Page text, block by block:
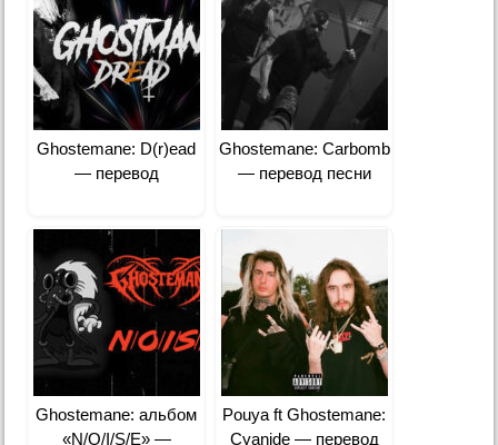
Ghostemane: D(r)ead
— перевод
Ghostemane: Carbomb
— перевод песни
Ghostemane: альбом
«N/O/I/S/E» —
Pouya ft Ghostemane:
Cyanide — перевод